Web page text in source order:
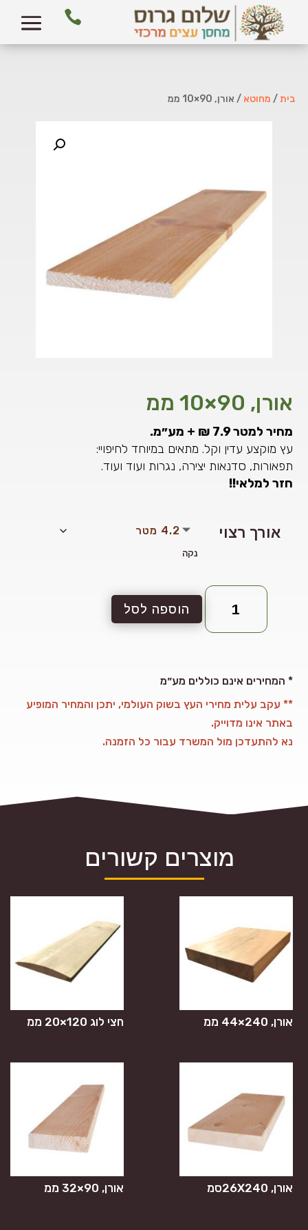

בית/ מחוטא / אורן, 90×10 ממ
אורן, 90×10 ממ
מחיר למטר 7.9 ₪ + מע״מ.
עץ מוקצע עדין וקל. מתאים במיוחד לחיפויי:
תפאורות, סדנאות יצירה, נגרות ועוד ועוד.
חזר למלאי!!
אורך רצוי
נקה
כמות
אורן,
הוספה לסל
המחירים אינם כוללים מע״מ *
** עקב עלית מחירי העץ בשוק העולמי, יתכן והמחיר המופיע
באתר אינו מדוייק.
נא להתעדכן מול המשרד עבור כל הזמנה.
מוצרים קשורים
אורן, 240×44 ממ חצי לוג 120×20 ממ
אורן, 26X240סמ אורן, 90×32 ממ